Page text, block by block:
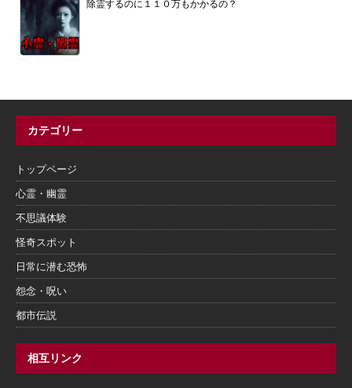
除霊するのに１１０万もかかるの？
カテゴリー
トップページ
心霊・幽霊
不思議体験
怪奇スポット
日常に潜む恐怖
怨念・呪い
都市伝説
相互リンク